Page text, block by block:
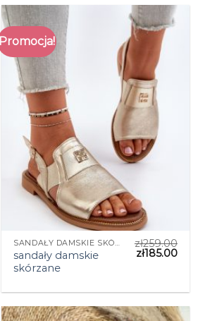
Promocja!
sandały damskie
skórzane
zł259.00
zł185.00